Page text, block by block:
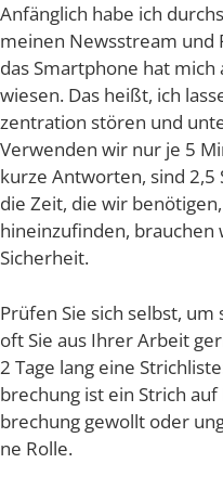
Anfäng­lich habe ich
mei­nen News­stream und
das Smart­phone hat
wie­sen. Das heißt, ich
zen­tra­ti­on stö­ren und
Ver­wen­den wir nur je 5
kur­ze Ant­wor­ten, sind 2,5
die Zeit, die wir
hin­ein­zu­fin­den,
Sicherheit.
Prü­fen Sie sich selbst,
oft Sie aus Ihrer Arbeit
2 Tage lang eine
bre­chung ist ein Strich
bre­chung gewollt oder
ne Rolle.